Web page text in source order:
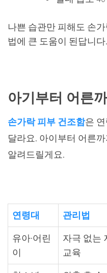
나쁜 습관만 피해도 손
법에 큰 도움이 된답니다.
아기부터 어른
손가락 피부 건조함은
달라요. 아이부터 어른
알려드릴게요.
연령대
관리법
유아·어린
이
자극 없는
교육